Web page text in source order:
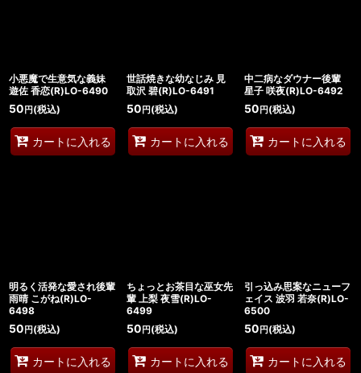
小悪魔で生意気な義妹
遊佐 香恋(R)LO-6490
50 円 (税込)
カートに入れる
世話焼きな幼なじみ 見
取沢 碧(R)LO-6491
50 円(税込)
カートに入れる
中二病なダウナー後輩
星子 咲夜(R)LO-6492
50 円(税込)
カートに入れる
明るく活発な愛され後輩
雨晴 こがね(R)LO-
6498
50 円 (税込)
カートに入れる
ちょっとお茶目な巫女先
輩 上梨 夜雪(R)LO-
6499
50 円(税込)
カートに入れる
引っ込み思案なニューフ
ェイス 波羽 若奈(R)LO-
6500
50 円(税込)
カートに入れる